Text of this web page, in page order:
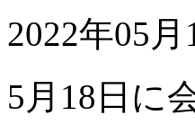
2022年05月
5月18日に